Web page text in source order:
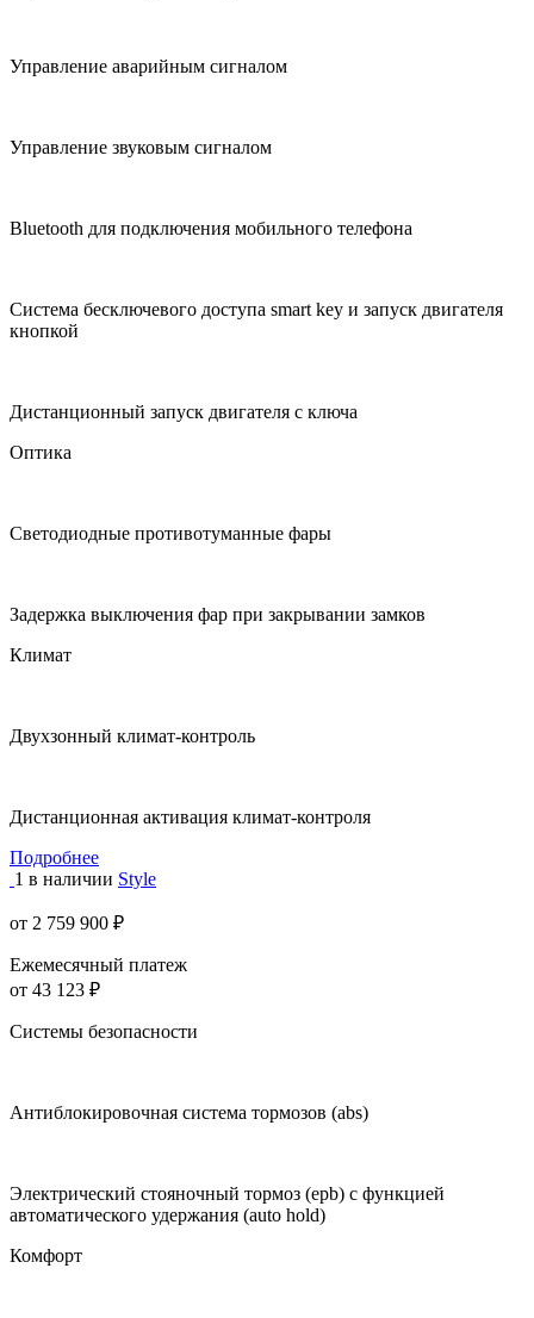
Управление аварийным сигналом
Управление звуковым сигналом
Bluetooth для подключения мобильного телефона
Система бесключевого доступа smart key и запуск двигателя
кнопкой
Дистанционный запуск двигателя с ключа
Оптика
Светодиодные противотуманные фары
Задержка выключения фар при закрывании замков
Климат
Двухзонный климат-контроль
Дистанционная активация климат-контроля
Подробнее
1 в наличии Style
от 2 759 900 ₽
Ежемесячный платеж
от 43 123 ₽
Системы безопасности
Антиблокировочная система тормозов (abs)
Электрический стояночный тормоз (epb) с функцией
автоматического удержания (auto hold)
Комфорт